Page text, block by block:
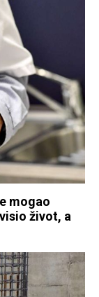
mogao
život, a